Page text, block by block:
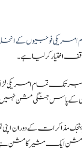
فوجیوں کے انخلاء
اختیار کر لیا ہے۔
کے مطابق اتحاد نے اعلان کیا ہے کہ اس سال
کے پاس جنگی مشن
کے دوران اپنی
مشن ایک مشیر کا مشن